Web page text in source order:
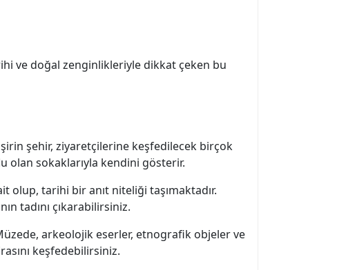
ve doğal zenginlikleriyle dikkat çeken bu
şehir, ziyaretçilerine keşfedilecek birçok
olan sokaklarıyla kendini gösterir.
olup, tarihi bir anıt niteliği taşımaktadır.
tadını çıkarabilirsiniz.
arkeolojik eserler, etnografik objeler ve
keşfedebilirsiniz.